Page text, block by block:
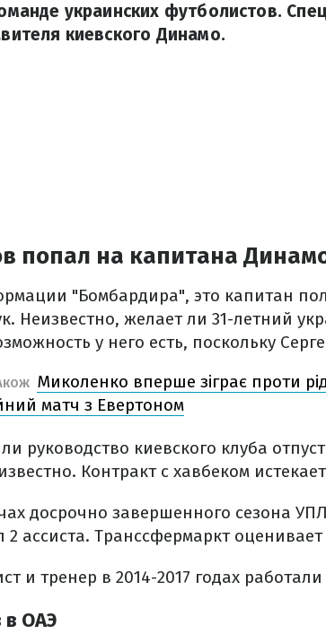
украинских футболистов.
киевского Динамо.
попал на капитана
"Бомбардира", это капитан
Неизвестно, желает ли 31-летний
у него есть, поскольку
Миколенко вперше зіграє проти
матч з Евертоном
руководство киевского клуба
Контракт с хавбеком
досрочно завершенного сезона
2 ассиста. Транссфермаркт
и тренер в 2014-2017 годах
в ОАЭ